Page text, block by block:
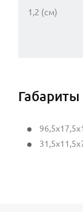
1,2 (см)
Габариты